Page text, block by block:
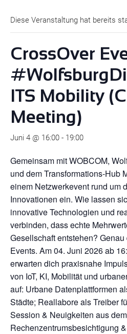
Diese Veranstaltung hat bereits
CrossOver
ITS Mobility
Meeting)
Juni 4 @ 16:00 - 19:00
Gemeinsam mit WOBCOM,
und dem Transformations-Hub
einem Netzwerkevent rund um
Innovationen ein. Wie lassen
innovative Technologien und
verbinden, dass echte
Gesellschaft entstehen?
Events. Am 04. Juni 2026 ab
erwarten dich praxisnahe
von IoT, KI, Mobilität und
auf: Urbane Datenplattformen
Städte; Reallabore als Treiber
Session & Neuigkeiten aus
Rechenzentrumsbesichtigung